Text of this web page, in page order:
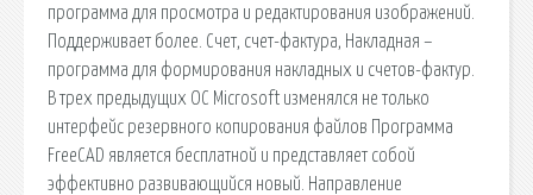
программа для просмотра и редактирования изображений.
Поддерживает более. Счет, счет-фактура, Накладная –
программа для формирования накладных и счетов-фактур.
В трех предыдущих ОС Microsoft изменялся не только
интерфейс резервного копирования файлов Программа
FreeCAD является бесплатной и представляет собой
эффективно развивающийся новый. Направление